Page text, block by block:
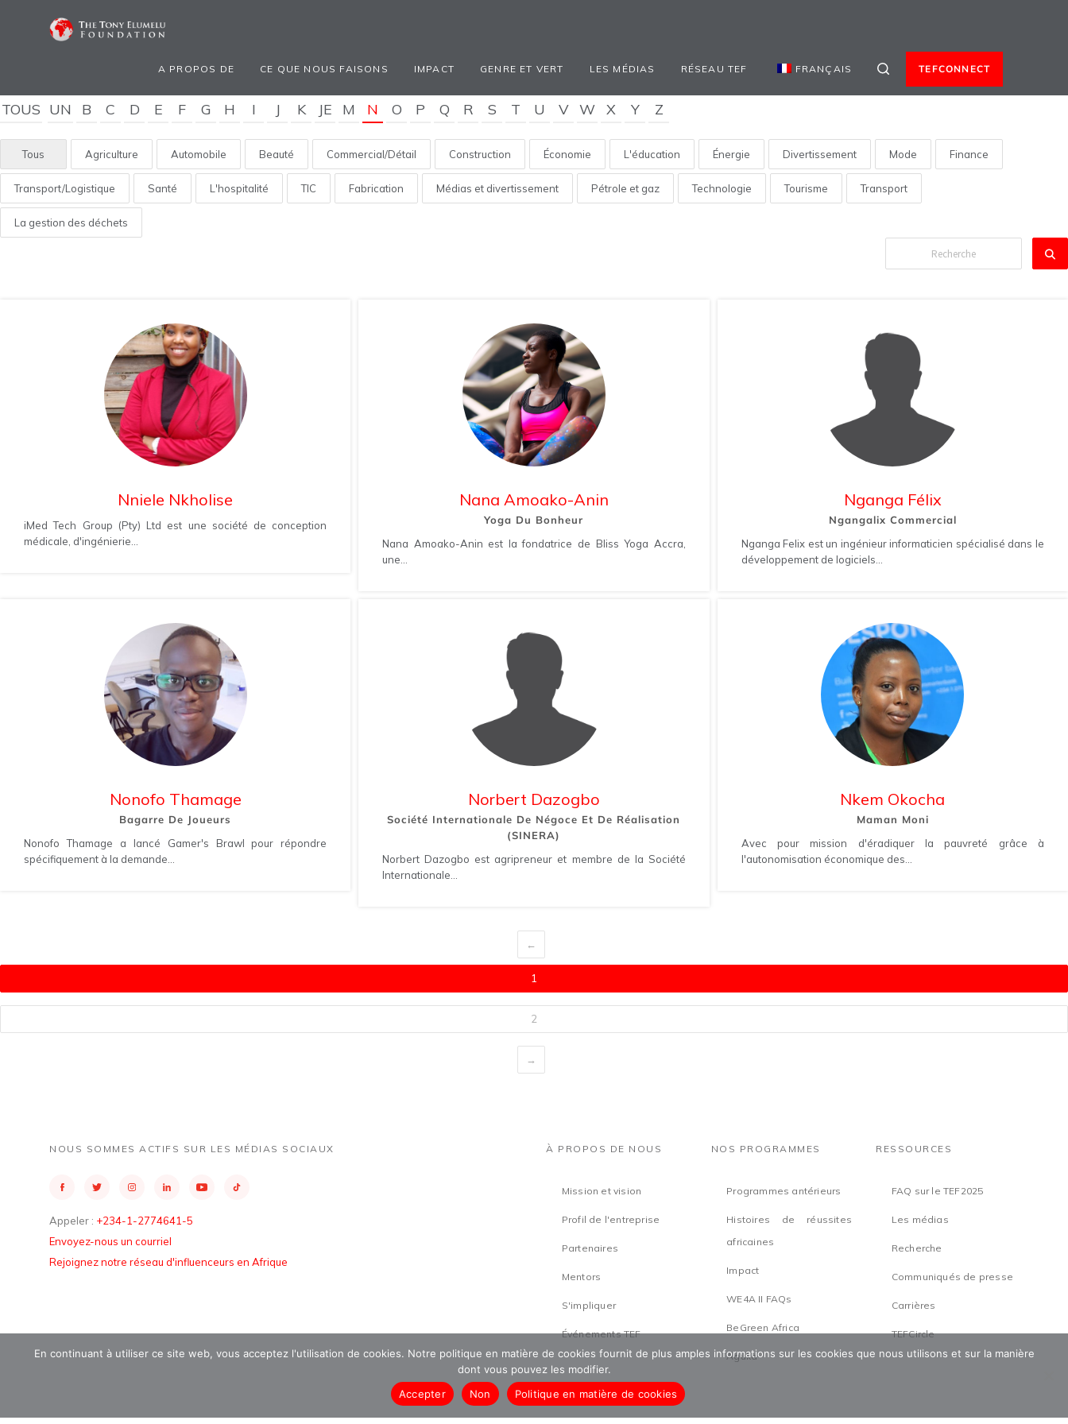
A PROPOS DE CE QUE NOUS FAISONS IMPACT GENRE ET VERT LES MÉDIAS RÉSEAU TEF FRANÇAIS TEFCONNECT
TOUS UN B C D E F G H I J K JE M N O P Q R S T U V W X Y Z
Tous Agriculture Automobile Beauté Commercial/Détail Construction Économie L'éducation Énergie Divertissement Mode Finance
Transport/Logistique Santé L'hospitalité TIC Fabrication Médias et divertissement Pétrole et gaz Technologie Tourisme Transport
La gestion des déchets
Nniele Nkholise
iMed Tech Group (Pty) Ltd est une société de conception
médicale, d'ingénierie...
Nana Amoako-Anin
Yoga Du Bonheur
Nana Amoako-Anin est la fondatrice de Bliss Yoga Accra,
une...
Nganga Félix
Ngangalix Commercial
Nganga Felix est un ingénieur informaticien spécialisé dans le
développement de logiciels...
Nonofo Thamage
Bagarre De Joueurs
Nonofo Thamage a lancé Gamer's Brawl pour répondre
spécifiquement à la demande...
Norbert Dazogbo
Société Internationale De Négoce Et De Réalisation
(SINERA)
Norbert Dazogbo est agripreneur et membre de la Société
Internationale...
Nkem Okocha
Maman Moni
Avec pour mission d'éradiquer la pauvreté grâce à
l'autonomisation économique des...
←
1
2
→
NOUS SOMMES ACTIFS SUR LES MÉDIAS SOCIAUX
Appeler : +234-1-2774641-5
Envoyez-nous un courriel
Rejoignez notre réseau d'influenceurs en Afrique
À PROPOS DE NOUS
Mission et vision
Profil de l'entreprise
Partenaires
Mentors
S'impliquer
Événements TEF
NOS PROGRAMMES
Programmes antérieurs
Histoires de réussites
africaines
Impact
WE4A II FAQs
BeGreen Africa
Aguka
RESSOURCES
FAQ sur le TEF2025
Les médias
Recherche
Communiqués de presse
Carrières
TEFCircle
En continuant à utiliser ce site web, vous acceptez l'utilisation de cookies. Notre politique en matière de cookies fournit de plus amples informations sur les cookies que nous utilisons et sur la manière
dont vous pouvez les modifier.
Accepter
Non Politique en matière de cookies